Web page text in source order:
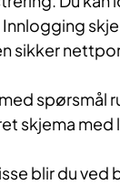
sikker
spørsmål
skjema med
blir du